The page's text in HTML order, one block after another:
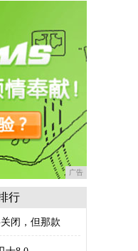
广告
行
闭，但那款